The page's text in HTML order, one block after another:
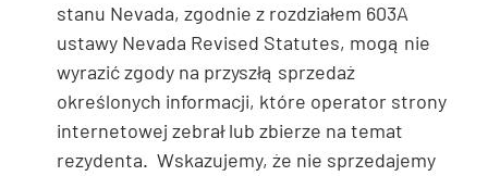
stanu Nevada, zgodnie z rozdziałem 603A
ustawy Nevada Revised Statutes, mogą nie
wyrazić zgody na przyszłą sprzedaż
określonych informacji, które operator strony
internetowej zebrał lub zbierze na temat
rezydenta. Wskazujemy, że nie sprzedajemy